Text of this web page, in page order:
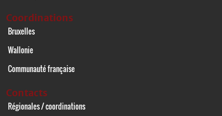
Coordinations
Bruxelles
Wallonie
Communauté française
Contacts
Régionales / coordinations